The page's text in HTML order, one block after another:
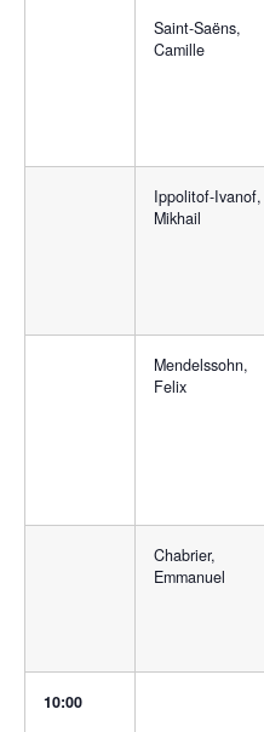
Saint-Saëns,
Camille
Ippolitof-Ivanof,
Mikhail
Mendelssohn,
Felix
Chabrier,
Emmanuel
10:00